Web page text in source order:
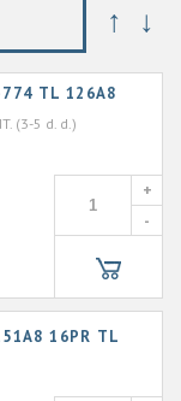
↑ ↓
TL 126A8
(3-5 d. d.)
+
-
16PR TL